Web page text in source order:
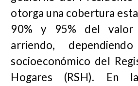
otorga una cobertura
90% y 95% del valor
arriendo,
socioeconómico del
Hogares (RSH). En